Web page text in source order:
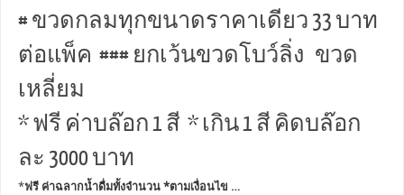
# ขวดกลมทุกขนาดราคาเดียว 33 บาท
ต่อแพ็ค ### ยกเว้นขวดโบว์ลิ่ง ขวด
เหลี่ยม
* ฟรี ค่าบล๊อก 1 สี * เกิน 1 สี คิดบล๊อก
ละ 3000 บาท
*ฟรี ค่าฉลากน้ำดื่มทั้งจำนวน *ตามเงื่อนไข …